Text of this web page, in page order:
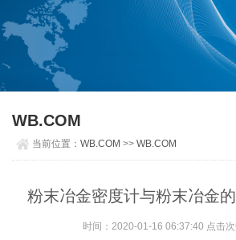
WB.COM
当前位置：WB.COM >>WB.COM
粉末冶金密度计与粉末冶金
时间：2020-01-16 06:37:40 点击